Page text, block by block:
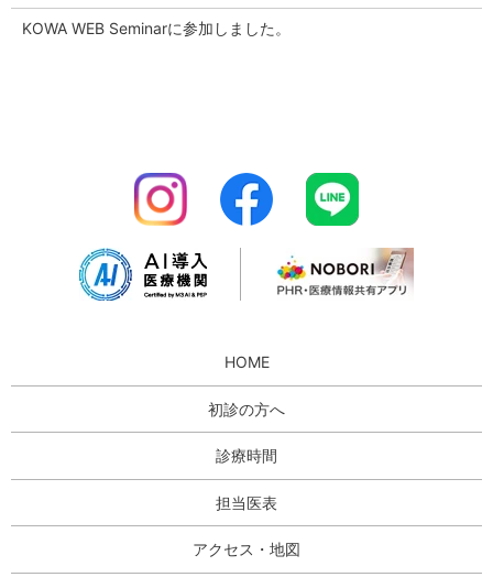
KOWA WEB Seminarに参加しました。
HOME
初診の方へ
診療時間
担当医表
アクセス・地図